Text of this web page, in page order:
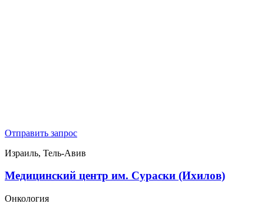
Отправить запрос
Израиль, Тель-Авив
Медицинский центр им. Сураски (Ихилов)
Онкология